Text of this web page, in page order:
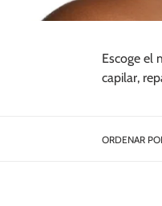
Escoge el
capilar,
ORDENAR